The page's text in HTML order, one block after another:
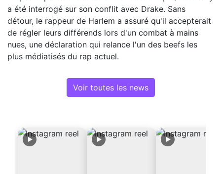
a été interrogé sur son conflit avec Drake. Sans
détour, le rappeur de Harlem a assuré qu'il accepterait
de régler leurs différends lors d'un combat à mains
nues, une déclaration qui relance l'un des beefs les
plus médiatisés du rap actuel.
Voir toutes les news